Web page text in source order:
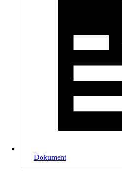
Dokument